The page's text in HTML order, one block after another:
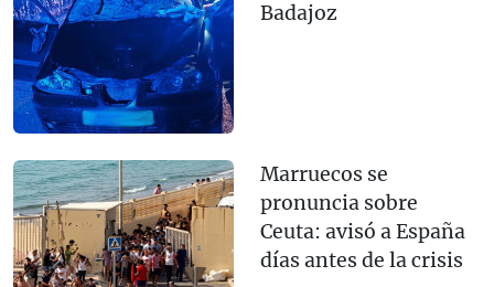
Badajoz
Marruecos se
pronuncia sobre
Ceuta: avisó a España
días antes de la crisis